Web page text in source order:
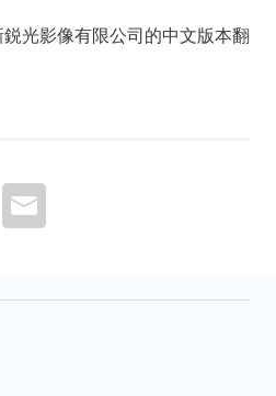
光影像有限公司的中文版本翻